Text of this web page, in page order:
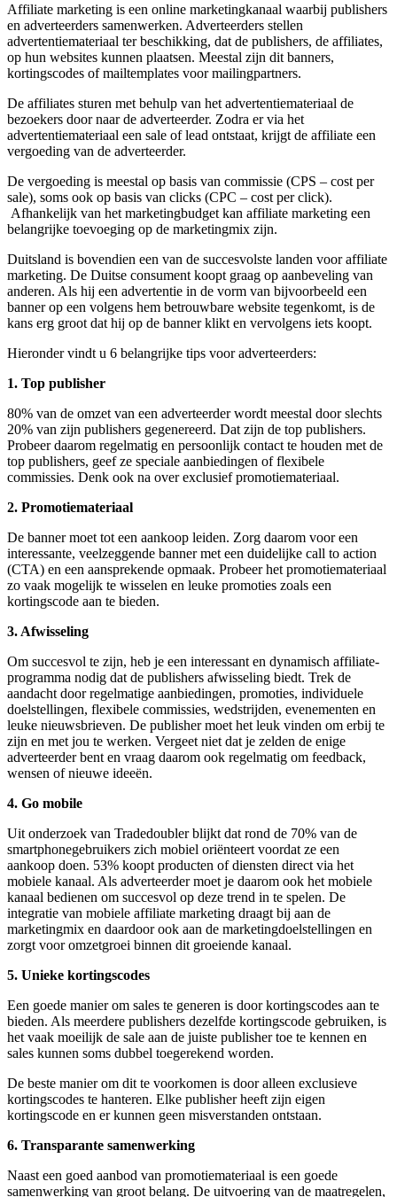
Affiliate marketing is een online marketingkanaal waarbij publishers
en adverteerders samenwerken. Adverteerders stellen
advertentiemateriaal ter beschikking, dat de publishers, de affiliates,
op hun websites kunnen plaatsen. Meestal zijn dit banners,
kortingscodes of mailtemplates voor mailingpartners.
De affiliates sturen met behulp van het advertentiemateriaal de
bezoekers door naar de adverteerder. Zodra er via het
advertentiemateriaal een sale of lead ontstaat, krijgt de affiliate een
vergoeding van de adverteerder.
De vergoeding is meestal op basis van commissie (CPS – cost per
sale), soms ook op basis van clicks (CPC – cost per click).
Afhankelijk van het marketingbudget kan affiliate marketing een
belangrijke toevoeging op de marketingmix zijn.
Duitsland is bovendien een van de succesvolste landen voor affiliate
marketing. De Duitse consument koopt graag op aanbeveling van
anderen. Als hij een advertentie in de vorm van bijvoorbeeld een
banner op een volgens hem betrouwbare website tegenkomt, is de
kans erg groot dat hij op de banner klikt en vervolgens iets koopt.
Hieronder vindt u 6 belangrijke tips voor adverteerders:
1. Top publisher
80% van de omzet van een adverteerder wordt meestal door slechts
20% van zijn publishers gegenereerd. Dat zijn de top publishers.
Probeer daarom regelmatig en persoonlijk contact te houden met de
top publishers, geef ze speciale aanbiedingen of flexibele
commissies. Denk ook na over exclusief promotiemateriaal.
2. Promotiemateriaal
De banner moet tot een aankoop leiden. Zorg daarom voor een
interessante, veelzeggende banner met een duidelijke call to action
(CTA) en een aansprekende opmaak. Probeer het promotiemateriaal
zo vaak mogelijk te wisselen en leuke promoties zoals een
kortingscode aan te bieden.
3. Afwisseling
Om succesvol te zijn, heb je een interessant en dynamisch affiliate-
programma nodig dat de publishers afwisseling biedt. Trek de
aandacht door regelmatige aanbiedingen, promoties, individuele
doelstellingen, flexibele commissies, wedstrijden, evenementen en
leuke nieuwsbrieven. De publisher moet het leuk vinden om erbij te
zijn en met jou te werken. Vergeet niet dat je zelden de enige
adverteerder bent en vraag daarom ook regelmatig om feedback,
wensen of nieuwe ideeën.
4. Go mobile
Uit onderzoek van Tradedoubler blijkt dat rond de 70% van de
smartphonegebruikers zich mobiel oriënteert voordat ze een
aankoop doen. 53% koopt producten of diensten direct via het
mobiele kanaal. Als adverteerder moet je daarom ook het mobiele
kanaal bedienen om succesvol op deze trend in te spelen. De
integratie van mobiele affiliate marketing draagt bij aan de
marketingmix en daardoor ook aan de marketingdoelstellingen en
zorgt voor omzetgroei binnen dit groeiende kanaal.
5. Unieke kortingscodes
Een goede manier om sales te generen is door kortingscodes aan te
bieden. Als meerdere publishers dezelfde kortingscode gebruiken, is
het vaak moeilijk de sale aan de juiste publisher toe te kennen en
sales kunnen soms dubbel toegerekend worden.
De beste manier om dit te voorkomen is door alleen exclusieve
kortingscodes te hanteren. Elke publisher heeft zijn eigen
kortingscode en er kunnen geen misverstanden ontstaan.
6. Transparante samenwerking
Naast een goed aanbod van promotiemateriaal is een goede
samenwerking van groot belang. De uitvoering van de maatregelen,